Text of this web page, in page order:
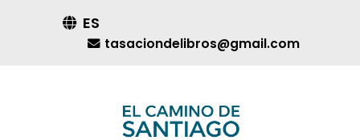
ES
tasaciondelibros@gmail.com